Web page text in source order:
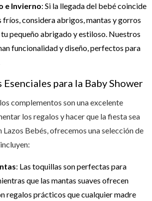
e Invierno: Si la llegada del bebé coincide
fríos, considera abrigos, mantas y gorros
pequeño abrigado y estiloso. Nuestros
funcionalidad y diseño, perfectos para
para la Baby Shower
complementos son una excelente
los regalos y hacer que la fiesta sea
Lazos Bebés, ofrecemos una selección de
: Las toquillas son perfectas para
que las mantas suaves ofrecen
regalos prácticos que cualquier madre